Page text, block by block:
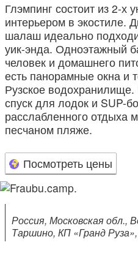
Глэмпинг состоит из 2-х
интерьером в экостиле.
шалаш идеально
уик-энда. Одноэтажный
человек и домашнего
есть панорамные окна и
Рузское
спуск для лодок и SUP-
расслабленного отдыха
песчаном пляже.
Посмотреть цены
Россия, Московская обл.,
Таршино, КП «Гранд